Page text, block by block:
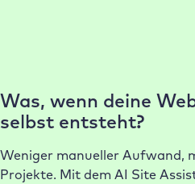
Was, wenn deine
selbst entsteht?
Weniger manueller Aufwand,
Projekte. Mit dem AI Site